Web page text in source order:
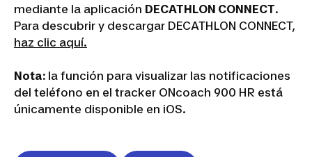
mediante la aplicación DECATHLON CONNECT.
Para descubrir y descargar DECATHLON CONNECT,
haz clic aquí.
Nota: la función para visualizar las notificaciones
del teléfono en el tracker ONcoach 900 HR está
únicamente disponible en iOS.